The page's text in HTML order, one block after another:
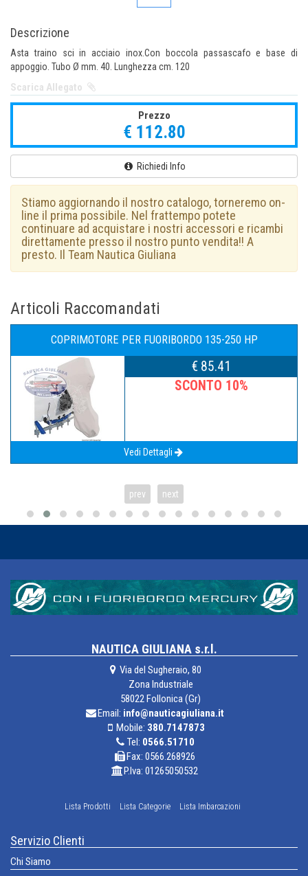
Descrizione
Asta traino sci in acciaio inox.Con boccola passascafo e base di
appoggio. Tubo Ø mm. 40. Lunghezza cm. 120
Scarica Allegato
Prezzo
€ 112.80
Richiedi Info
Stiamo aggiornando il nostro catalogo, torneremo on-
line il prima possibile. Nel frattempo potete
continuare ad acquistare i nostri accessori e ricambi
direttamente presso il nostro punto vendita!! A
presto. Il Team Nautica Giuliana
Articoli Raccomandati
COPRIMOTORE PER FUORIBORDO 135-250 HP
€ 85.41
Vedi Dettagli
SCONTO 10%
prev next
NAUTICA GIULIANA s.r.l.
Via del Sugheraio, 80
Zona Industriale
58022 Follonica (Gr)
Email: info@nauticagiuliana.it
Mobile: 380.7147873
Tel: 0566.51710
Fax: 0566.268926
P.Iva: 01265050532
Lista Prodotti Lista Categorie Lista Imbarcazioni
Servizio Clienti
Chi Siamo